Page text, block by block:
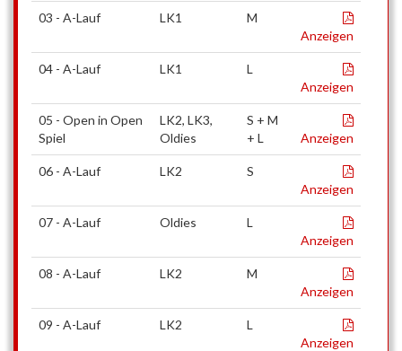
03 - A-Lauf LK1
M
Anzeigen
04 - A-Lauf LK1
L
Anzeigen
05 - Open in Open
Spiel
LK2, LK3,
Oldies
S + M
+ L
Anzeigen
06 - A-Lauf LK2
S
Anzeigen
07 - A-Lauf Oldies
L
Anzeigen
08 - A-Lauf LK2
M
Anzeigen
09 - A-Lauf LK2
L
Anzeigen